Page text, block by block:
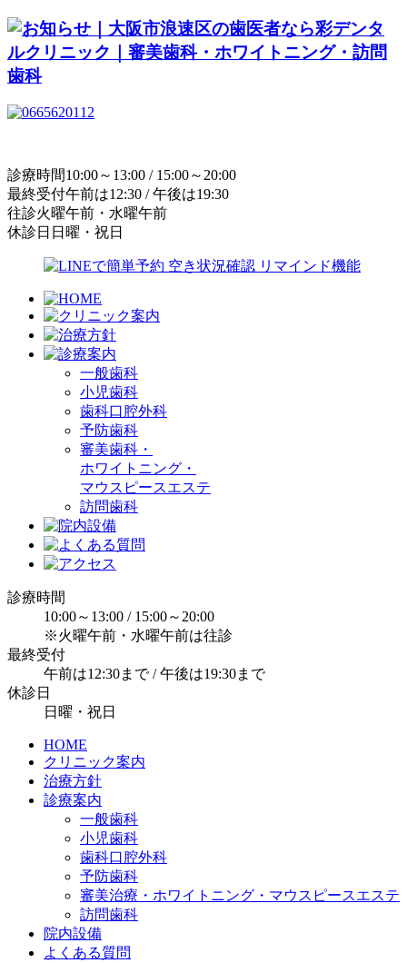
診療時間10:00～13:00 / 15:00～20:00
最終受付午前は12:30 / 午後は19:30
往診火曜午前・水曜午前
休診日 日曜・祝日
一般歯科
小児歯科
歯科口腔外科
予防歯科
審美歯科・
ホワイトニング・
マウスピースエステ
訪問歯科
診療時間
10:00～13:00 / 15:00～20:00
※火曜午前・水曜午前は往診
最終受付
午前は12:30まで / 午後は19:30まで
休診日
日曜・祝日
HOME
クリニック案内
治療方針
診療案内
一般歯科
小児歯科
歯科口腔外科
予防歯科
審美治療・ホワイトニング・マウスピースエステ
訪問歯科
院内設備
よくある質問